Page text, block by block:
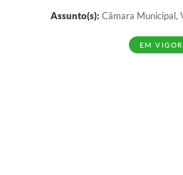
Assunto(s): Câmara Municipal,
EM VIGOR